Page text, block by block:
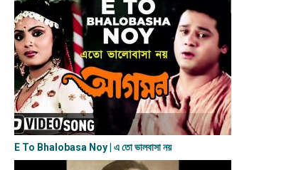
E To Bhalobasa Noy | এ তো ভালবাসা ন​য়